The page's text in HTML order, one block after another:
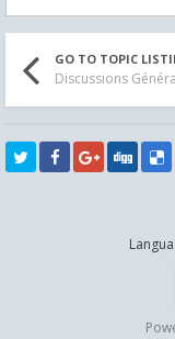
GO TO TOPIC
Discussions